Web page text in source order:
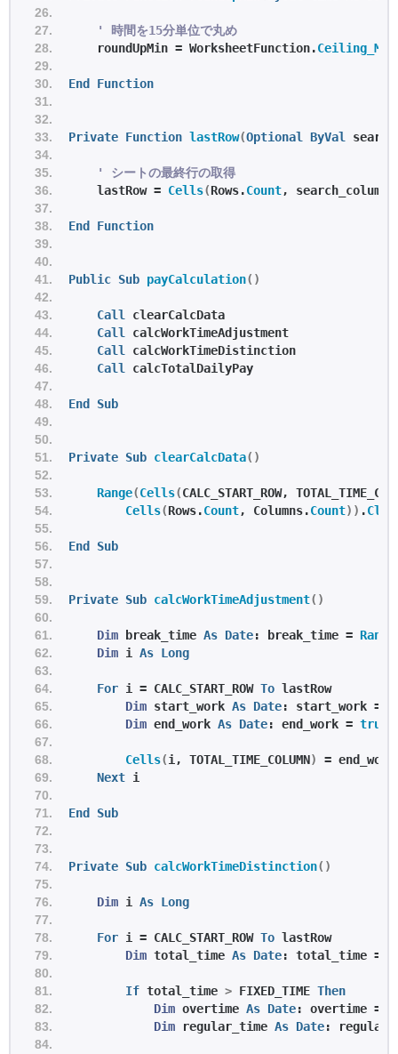
' 時間を15分単位で丸め
    roundUpMin = WorksheetFunction.
End Function
Private Function lastRow(Optional ByVal
' シートの最終行の取得
    lastRow =
Cells(Rows.Count, search_column
End Function
Public Sub payCalculation()
Call clearCalcData
Call calcWorkTimeAdjustment
Call calcWorkTimeDistinction
Call calcTotalDailyPay
End Sub
Private Sub clearCalcData()
Range(Cells(CALC_START_ROW,
Cells(Rows.Count, Columns.Count)) .
End Sub
Private Sub calcWorkTimeAdjustment()
Dim break_time As Date: break_time = Range
Dim i As Long
For i = CALC_START_ROW To lastRow
Dim start_work As Date: start_work =
Dim end_work As Date: end_work =
Cells(i, TOTAL_TIME_COLUMN)
=
Next i
End Sub
Private Sub calcWorkTimeDistinction()
Dim i As Long
For i = CALC_START_ROW To lastRow
Dim total_time As Date: total_time =
If total_time > FIXED_TIME Then
Dim overtime As Date: overtime =
Dim regular_time As Date: